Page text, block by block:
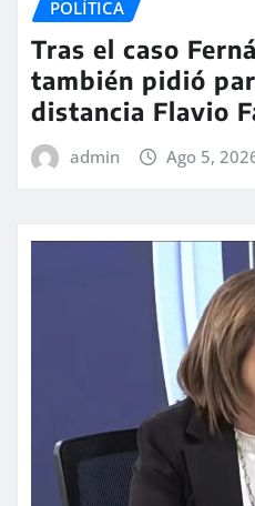
POLÍTICA
Tras el caso
también pidió
distancia Flavio
admin Ago 5,